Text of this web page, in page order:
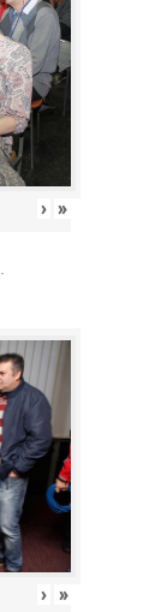
› »
› »